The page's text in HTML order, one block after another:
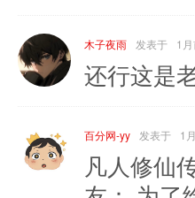
木子夜雨 发表于 1
还行这是
百分网-yy 发表于 1
凡人修仙